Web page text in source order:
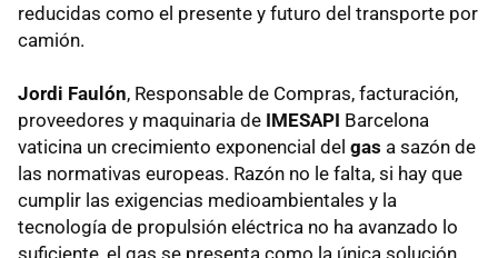
reducidas como el presente y futuro del transporte por
camión.
Jordi Faulón, Responsable de Compras, facturación,
proveedores y maquinaria de IMESAPI Barcelona
vaticina un crecimiento exponencial del gas a sazón de
las normativas europeas. Razón no le falta, si hay que
cumplir las exigencias medioambientales y la
tecnología de propulsión eléctrica no ha avanzado lo
suficiente, el gas se presenta como la única solución.